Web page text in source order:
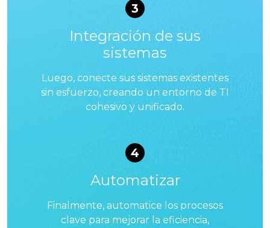
3
Integración de sus
sistemas
Luego, conecte sus sistemas existentes
sin esfuerzo, creando un entorno de TI
cohesivo y unificado.
4
Automatizar
Finalmente, automatice los procesos
clave para mejorar la eficiencia,